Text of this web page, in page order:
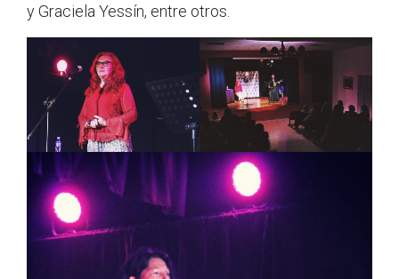
y Graciela Yessín, entre otros.